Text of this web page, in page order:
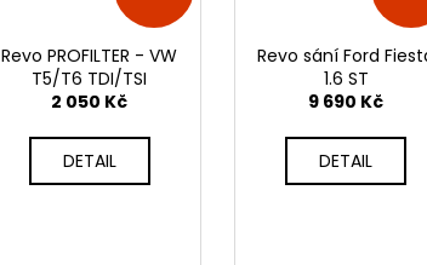
Revo PROFILTER - VW
T5/T6 TDI/TSI
2 050 Kč
DETAIL
Revo sání Ford
1.6 ST
9 690 Kč
DETAIL